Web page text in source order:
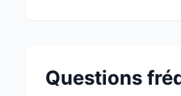
Questions